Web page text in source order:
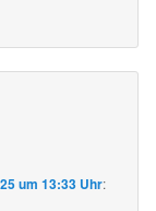
um 13:33 Uhr: